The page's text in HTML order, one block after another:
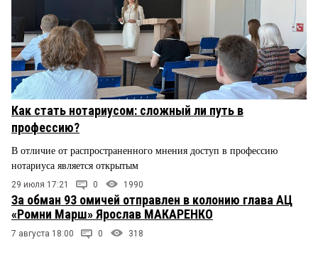
Как стать нотариусом: сложный ли путь в
профессию?
В отличие от распространенного мнения доступ в профессию
нотариуса является открытым
29 июля 17:21 0 1990
За обман 93 омичей отправлен в колонию глава АЦ
«Ромни Марш» Ярослав МАКАРЕНКО
7 августа 18:00 0 318